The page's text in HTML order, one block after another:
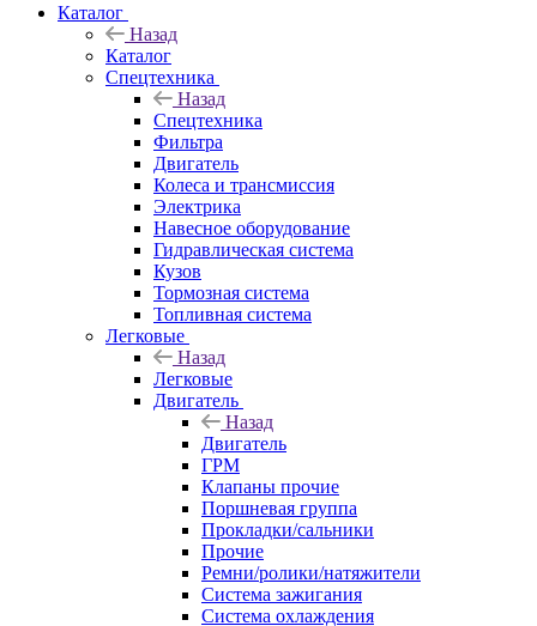
Каталог
Назад
Каталог
Спецтехника
Назад
Спецтехника
Фильтра
Двигатель
Колеса и трансмиссия
Электрика
Навесное оборудование
Гидравлическая система
Кузов
Тормозная система
Топливная система
Легковые
Назад
Легковые
Двигатель
Назад
Двигатель
ГРМ
Клапаны прочие
Поршневая группа
Прокладки/сальники
Прочие
Ремни/ролики/натяжители
Система зажигания
Система охлаждения